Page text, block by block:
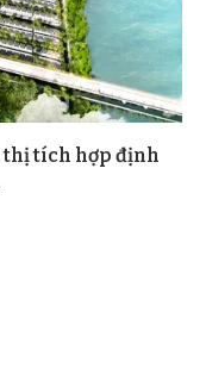
tích hợp định